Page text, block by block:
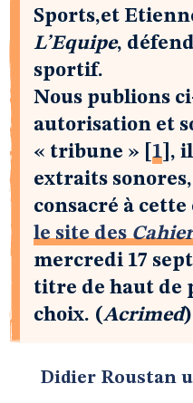
Sports,et
L’Equipe,
sportif.
Nous publions
autorisation et
« tribune »
1 ,
extraits
consacré à
le site des
mercredi 17
titre de haut de
choix. (Acrimed)
Didier Roustan